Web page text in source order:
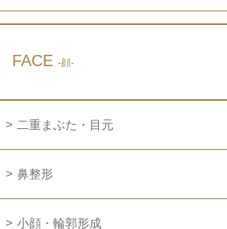
FACE -顔-
二重まぶた・目元
鼻整形
小顔・輪郭形成